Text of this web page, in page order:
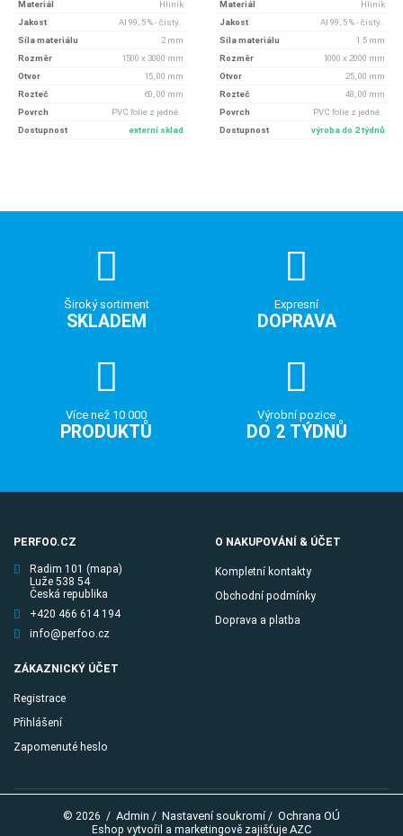
Materiál
Hliník
Jakost
Al 99, 5 % - čistý..
Síla materiálu
2 mm
Rozměr
1500 x 3000 mm
Otvor
15, 00 mm
Rozteč
60, 00 mm
Povrch
PVC folie z jedné..
Dostupnost
externí sklad
Materiál
Hliník
Jakost
Al 99, 5 % - čistý..
Síla materiálu
1.5 mm
Rozměr
1000 x 2000 mm
Otvor
25, 00 mm
Rozteč
48, 00 mm
Povrch
PVC folie z jedné..
Dostupnost
výroba do 2 týdnů
Široký sortiment
SKLADEM
Expresní
DOPRAVA
Více než 10 000
PRODUKTŮ
Výrobní pozice
DO 2 TÝDNŮ
PERFOO.CZ
Radim 101 (mapa)
Luže 538 54
Česká republika
+420 466 614 194
info@perfoo.cz
O NAKUPOVÁNÍ & ÚČET
Kompletní kontakty
Obchodní podmínky
Doprava a platba
ZÁKAZNICKÝ ÚČET
Registrace
Přihlášení
Zapomenuté heslo
© 2026 / Admin / Nastavení soukromí / Ochrana OÚ
Eshop vytvořil a marketingově zajišťuje AZC